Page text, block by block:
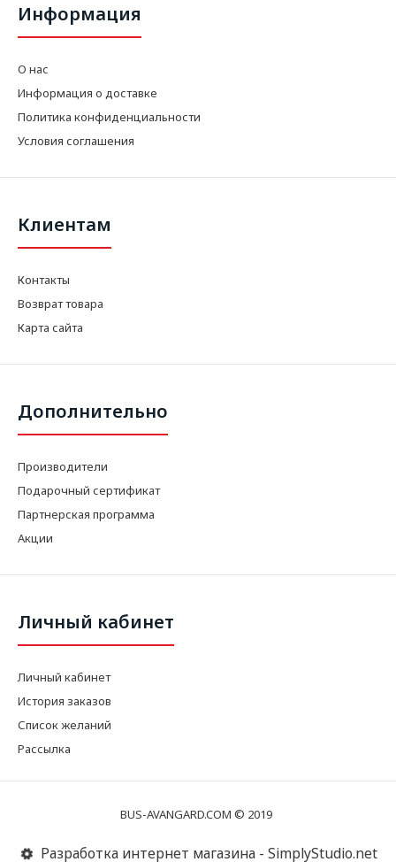
Информация
О нас
Информация о доставке
Политика конфиденциальности
Условия соглашения
Клиентам
Контакты
Возврат товара
Карта сайта
Дополнительно
Производители
Подарочный сертификат
Партнерская программа
Акции
Личный кабинет
Личный кабинет
История заказов
Список желаний
Рассылка
BUS-AVANGARD.COM © 2019
Разработка интернет магазина - SimplyStudio.net